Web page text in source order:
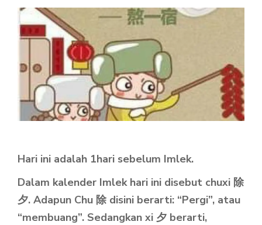
Hari ini adalah 1hari sebelum Imlek.
Dalam kalender Imlek hari ini disebut chuxi 除
夕. Adapun Chu 除 disini berarti: “Pergi”, atau
“membuang”. Sedangkan xi 夕 berarti,